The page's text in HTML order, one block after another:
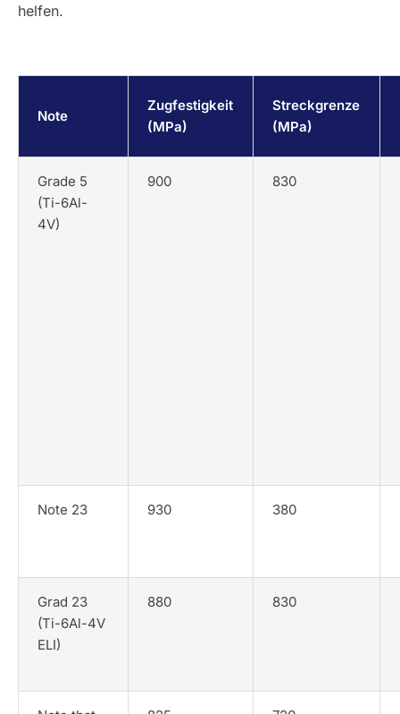
helfen.
Note
Zugfestigkeit
(MPa)
Streckgrenze
(MPa)
Grade 5
(Ti-6Al-
4V)
900 830
Note 23 930 380
Grad 23
(Ti-6Al-4V
ELI)
880 830